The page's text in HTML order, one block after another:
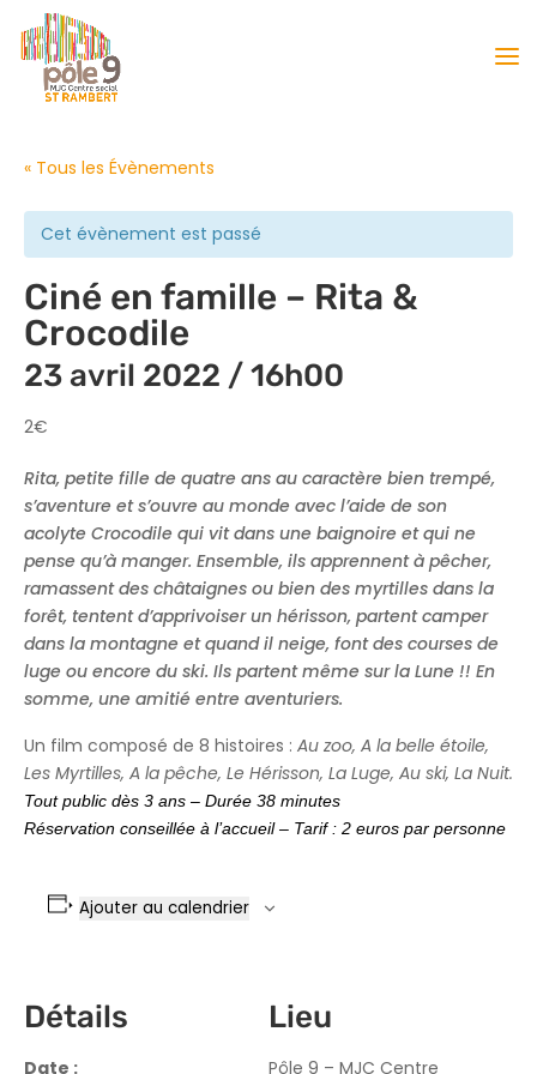
« Tous les Évènements
Cet évènement est passé
Ciné en famille – Rita &
Crocodile
23 avril 2022 / 16h00
2€
Rita, petite fille de quatre ans au caractère bien trempé,
s’aventure et s’ouvre au monde avec l’aide de son
acolyte Crocodile qui vit dans une baignoire et qui ne
pense qu’à manger. Ensemble, ils apprennent à pêcher,
ramassent des châtaignes ou bien des myrtilles dans la
forêt, tentent d’apprivoiser un hérisson, partent camper
dans la montagne et quand il neige, font des courses de
luge ou encore du ski. Ils partent même sur la Lune !! En
somme, une amitié entre aventuriers.
Un film composé de 8 histoires : Au zoo, A la belle étoile,
Les Myrtilles, A la pêche, Le Hérisson, La Luge, Au ski, La Nuit.
Tout public dès 3 ans – Durée 38 minutes
Réservation conseillée à l’accueil – Tarif : 2 euros par personne
Ajouter au calendrier
Détails
Date :
Lieu
Pôle 9 – MJC Centre